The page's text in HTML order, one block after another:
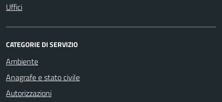
Uffici
CATEGORIE DI SERVIZIO
Ambiente
Anagrafe e stato civile
Autorizzazioni